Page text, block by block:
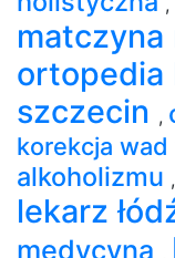
ortopedia
szczecin ,
korekcja
alkoholizmu ,
lekarz
medycyna ,